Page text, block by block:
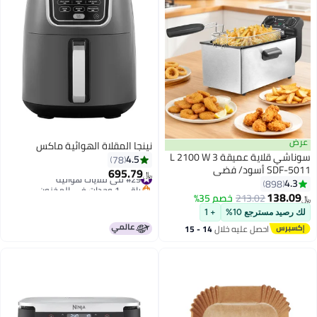
عرض
سوناشي قلاية عميقة 3 L 2100 W
SDF-5011 أسود/ فضي
4.3
898
﷼‏138.09
213.02خصم 35%
لك رصيد مسترجع 10% + 1
احصل عليه خلال 14 - 15
اغسطس
نينجا المقلاة الهوائية ماكس
4.5
78
﷼‏695.79
#29 في قلايات هوائية
باقي 1 وحدات في المخزون
#29 في قلايات هوائية